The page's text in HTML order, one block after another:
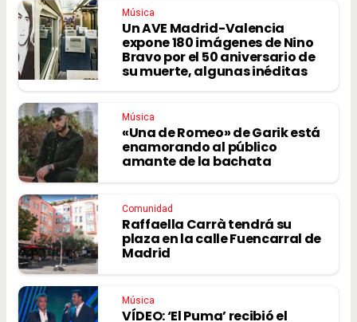
Música
Un AVE Madrid-Valencia
expone 180 imágenes de Nino
Bravo por el 50 aniversario de
su muerte, algunas inéditas
Música
«Una de Romeo» de Garik está
enamorando al público
amante de la bachata
Comunidad
Raffaella Carrà tendrá su
plaza en la calle Fuencarral de
Madrid
Música
VÍDEO: ‘El Puma’ recibió el